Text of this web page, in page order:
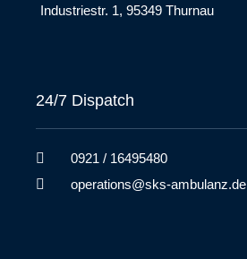
Industriestr. 1, 95349 Thurnau​
24/7 Dispatch
0921 / 16495480
operations@sks-ambulanz.de